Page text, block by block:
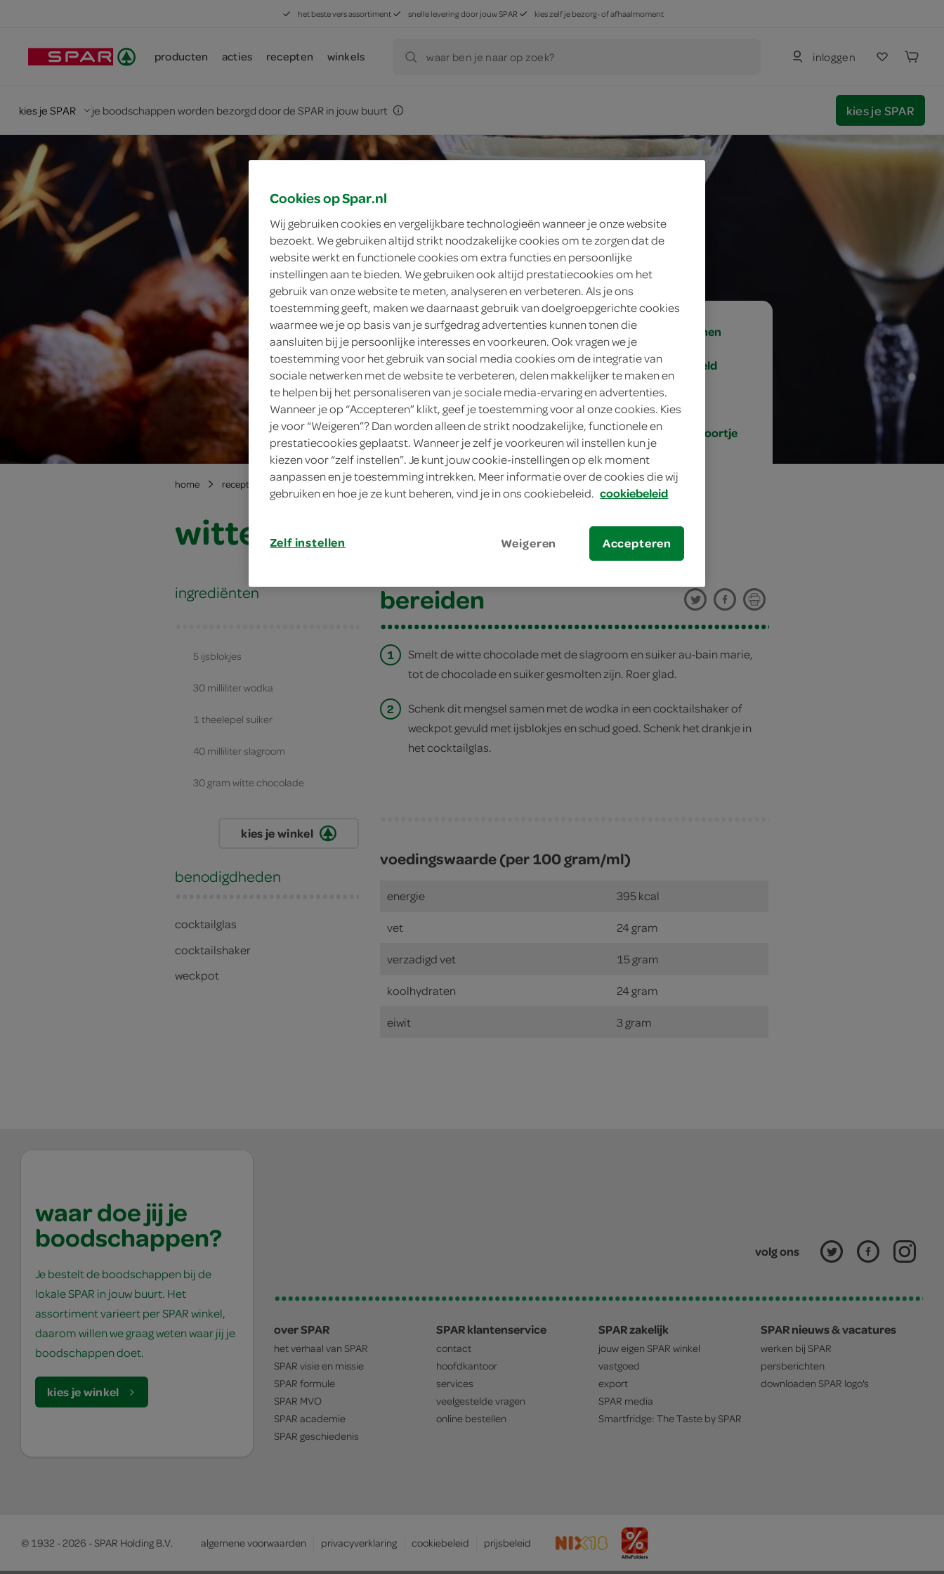
het beste vers assortiment snelle levering door jouw SPAR kies zelf je bezorg- of afhaalmoment
producten acties recepten winkels waar ben je naar op zoek? inloggen
kies je SPAR je boodschappen worden bezorgd door de SPAR in jouw buurt kies je SPAR
1 personen
gemiddeld
15 min.
tussendoortje
home recepten witte chocolade-martini
witte chocolade-martini
ingrediënten
5 ijsblokjes
30 milliliter wodka
1 theelepel suiker
40 milliliter slagroom
30 gram witte chocolade
kies je winkel
benodigdheden
cocktailglas
cocktailshaker
weckpot
bereiden
1
Smelt de witte chocolade met de slagroom en suiker au-bain marie,
tot de chocolade en suiker gesmolten zijn. Roer glad.
2
Schenk dit mengsel samen met de wodka in een cocktailshaker of
weckpot gevuld met ijsblokjes en schud goed. Schenk het drankje in
het cocktailglas.
voedingswaarde (per 100 gram/ml)
energie 395 kcal
vet 24 gram
verzadigd vet 15 gram
koolhydraten 24 gram
eiwit 3 gram
waar doe jij je
boodschappen?
Je bestelt de boodschappen bij de
lokale SPAR in jouw buurt. Het
assortiment varieert per SPAR winkel,
daarom willen we graag weten waar jij je
boodschappen doet.
kies je winkel
volg ons
over SPAR
het verhaal van SPAR
SPAR visie en missie
SPAR formule
SPAR MVO
SPAR academie
SPAR geschiedenis
SPAR klantenservice
contact
hoofdkantoor
services
veelgestelde vragen
online bestellen
SPAR zakelijk
jouw eigen SPAR winkel
vastgoed
export
SPAR media
Smartfridge: The Taste bySPAR
SPAR nieuws & vacatures
werken bij SPAR
persberichten
downloaden SPAR logo's
© 1932 - 2026 - SPAR Holding B.V. algemene voorwaarden privacyverklaring cookiebeleid prijsbeleid
Cookies op Spar.nl
Wij gebruiken cookies en vergelijkbare technologieën wanneer je onze website
bezoekt. We gebruiken altijd strikt noodzakelijke cookies om te zorgen dat de
website werkt en functionele cookies om extra functies en persoonlijke
instellingen aan te bieden. We gebruiken ook altijd prestatiecookies om het
gebruik van onze website te meten, analyseren en verbeteren. Als je ons
toestemming geeft, maken we daarnaast gebruik van doelgroepgerichte cookies
waarmee we je op basis van je surfgedrag advertenties kunnen tonen die
aansluiten bij je persoonlijke interesses en voorkeuren. Ook vragen we je
toestemming voor het gebruik van social media cookies om de integratie van
sociale netwerken met de website te verbeteren, delen makkelijker te maken en
te helpen bij het personaliseren van je sociale media-ervaring en advertenties.
Wanneer je op “Accepteren” klikt, geef je toestemming voor al onze cookies. Kies
je voor “Weigeren”? Dan worden alleen de strikt noodzakelijke, functionele en
prestatiecookies geplaatst. Wanneer je zelf je voorkeuren wil instellen kun je
kiezen voor “zelf instellen”. Je kunt jouw cookie-instellingen op elk moment
aanpassen en je toestemming intrekken. Meer informatie over de cookies die wij
gebruiken en hoe je ze kunt beheren, vind je in ons cookiebeleid. cookiebeleid
Zelf instellen Weigeren Accepteren